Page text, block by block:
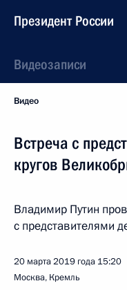
Президент России
Видеозаписи
Видео
Встреча с
кругов
Владимир Путин
с представителями
20 марта 2019 года 15:20
Москва, Кремль